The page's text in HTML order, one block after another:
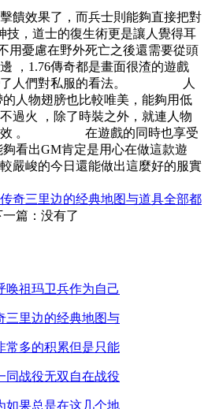
效果了，而兵士則能夠直接把對
技，道士的復生術更是讓人覺得耳
慮在野外死亡之後還需要從頭
 ，1.76傳奇都是畫面很渣的遊戲
變了人們對私服的看法。 人
的人物翅膀也比較唯美，能夠用低
 ，除了時裝之外，就連人物
效 。 在遊戲的同時也享受
夠看出GM肯定是用心在做這款遊
嚴峻的今日還能做出這麼好的服實
奇三里边的经典地图与道具全部都
一篇：没有了
唤祖玛卫兵作为自己
三里边的经典地图与
常多的积累但是只能
同战役无双自在战役
如果总是在这几个地